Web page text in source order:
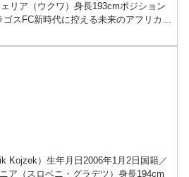
リア（ウクワ）身長193cmポジション
スFC新時代に控える未来のアフリカ
Kojzek）生年月日2006年1月2日国籍／
ア（スロベニ・グラデツ）身長194cm